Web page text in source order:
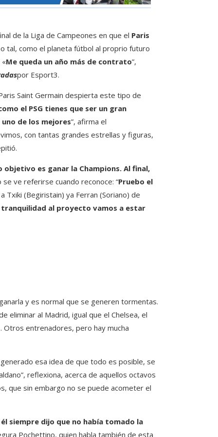
de la Liga de Campeones en que el Paris
tal, como el planeta fútbol al proprio futuro
«Me queda un año más de contrato”,
por Esport3.
Saint Germain despierta este tipo de
el PSG tienes que ser un gran
de los mejores”, afirma el
con tantas grandes estrellas y figuras,
objetivo es ganar la Champions. Al final,
se ve referirse cuando reconoce: “Pruebo el
Txiki (Begiristain) ya Ferran (Soriano) de
tranquilidad al proyecto vamos a estar
y es normal que se generen tormentas.
eliminar al Madrid, igual que el Chelsea, el
Otros entrenadores, pero hay mucha
esa idea de que todo es posible, se
reflexiona, acerca de aquellos octavos
que sin embargo no se puede acometer el
siempre dijo que no había tomado la
Pochettino, quien habla también de esta